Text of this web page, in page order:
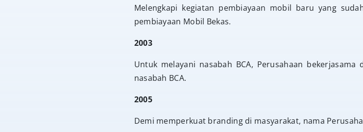
Melengkapi kegiatan pembiayaan mobil baru yang
pembiayaan Mobil Bekas.
2003
Untuk melayani nasabah BCA, Perusahaan
nasabah BCA.
2005
Demi memperkuat branding di masyarakat, nama